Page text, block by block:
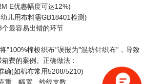
E优惠幅度可达12%)
用布料需GB18401检测)
最容易出错的环节
棉梭织布"误报为"混纺针织布"，导致
费的案例。正确做法：
(如棉布常用5208/5210)
、幅宽、纱线支数